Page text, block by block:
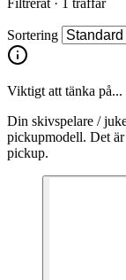
Filtrerat · 1 träffar
Sortering
Viktigt att tänka på...
Din skivspelare /
pickupmodell. Det
pickup.